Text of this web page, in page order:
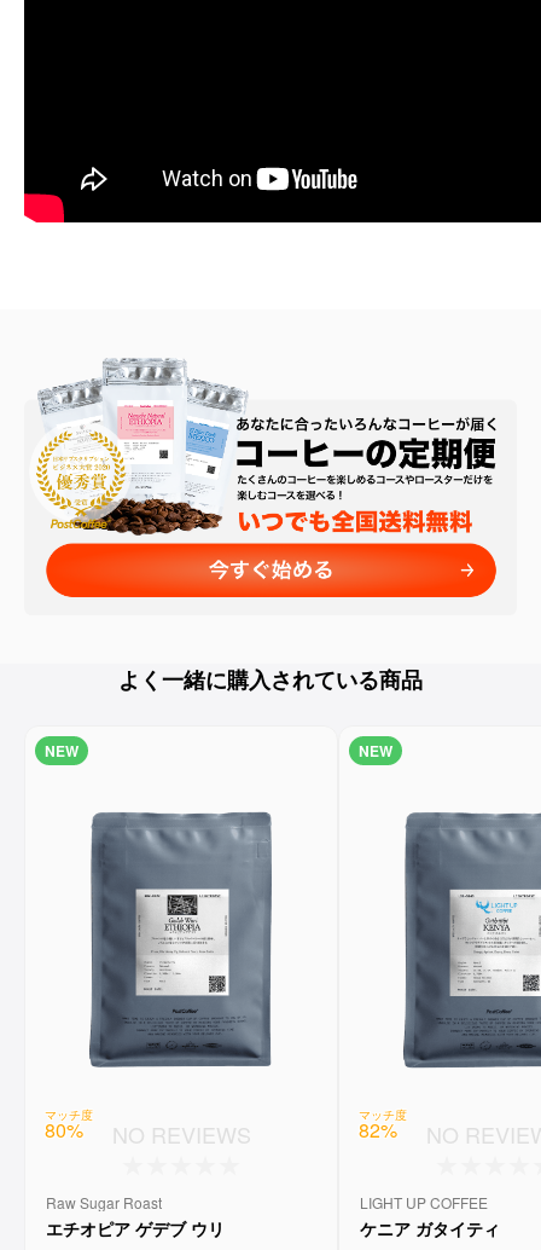
よく一緒に購入されている商品
NEW
マッチ度
80% NO REVIEWS
Raw Sugar Roast
エチオピア ゲデブ ウリ
NEW
マッチ度
82% NO
LIGHT UP COFFEE
ケニア ガタイティ